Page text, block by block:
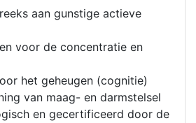
aan gunstige actieve
voor de concentratie en
het geheugen (cognitie)
van maag- en darmstelsel
en gecertificeerd door de